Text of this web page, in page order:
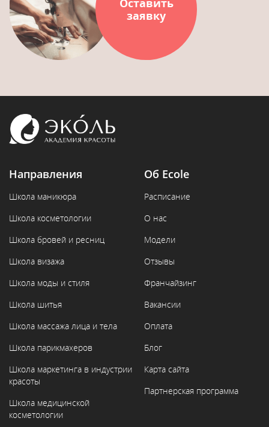
Оставить
заявку
Направления
Школа маникюра
Школа косметологии
Школа бровей и ресниц
Школа визажа
Школа моды и стиля
Школа шитья
Школа массажа лица и тела
Школа парикмахеров
Школа маркетинга в индустрии
красоты
Школа медицинской
косметологии
Об Ecole
Расписание
О нас
Модели
Отзывы
Франчайзинг
Вакансии
Оплата
Блог
Карта сайта
Партнерская программа